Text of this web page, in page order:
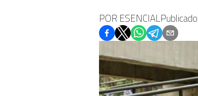
POR ESENCIAL